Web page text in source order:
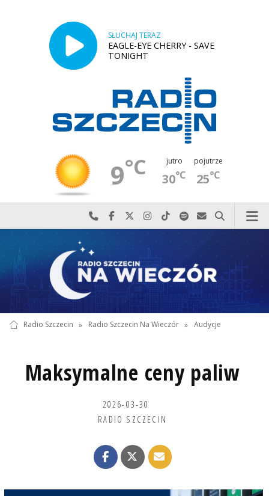
SŁUCHAJ TERAZ
EAGLE-EYE CHERRY - SAVE
TONIGHT
9°C jutro
30°C
pojutrze
25°C
Najlepiej po prostu do nas zadzwoń
Odwiedź nas na Facebook-u
Odwiedź nas na X
Odwiedź nas na Instagram-ie
Odwiedź nas na TikTok-u
Szukaj nas na Spotify
Wyślij do nas
Szukaj
Radio Szczecin » Radio Szczecin Na Wieczór » Audycje
Maksymalne ceny paliw
2026-03-30
RADIO SZCZECIN